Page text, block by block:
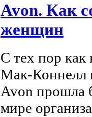
Avon. Как
женщин
С тех пор как
Мак-Коннелл
Avon прошла
мире